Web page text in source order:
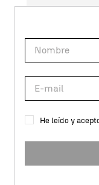
He leído y